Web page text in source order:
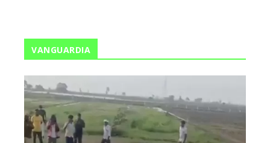
VANGUARDIA